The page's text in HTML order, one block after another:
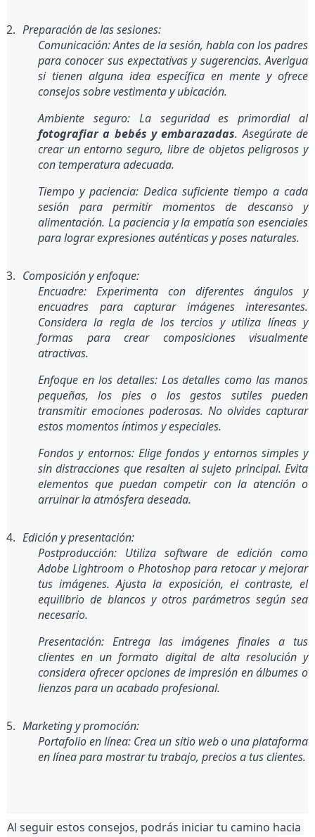
Preparación de las sesiones:
Comunicación: Antes de la sesión, habla con los padres
para conocer sus expectativas y sugerencias. Averigua
si tienen alguna idea específica en mente y ofrece
consejos sobre vestimenta y ubicación.
Ambiente seguro: La seguridad es primordial al
fotografiar a bebés y embarazadas. Asegúrate de
crear un entorno seguro, libre de objetos peligrosos y
con temperatura adecuada.
Tiempo y paciencia: Dedica suficiente tiempo a cada
sesión para permitir momentos de descanso y
alimentación. La paciencia y la empatía son esenciales
para lograr expresiones auténticas y poses naturales.
Composición y enfoque:
Encuadre: Experimenta con diferentes ángulos y
encuadres para capturar imágenes interesantes.
Considera la regla de los tercios y utiliza líneas y
formas para crear composiciones visualmente
atractivas.
Enfoque en los detalles: Los detalles como las manos
pequeñas, los pies o los gestos sutiles pueden
transmitir emociones poderosas. No olvides capturar
estos momentos íntimos y especiales.
Fondos y entornos: Elige fondos y entornos simples y
sin distracciones que resalten al sujeto principal. Evita
elementos que puedan competir con la atención o
arruinar la atmósfera deseada.
Edición y presentación:
Postproducción: Utiliza software de edición como
Adobe Lightroom o Photoshop para retocar y mejorar
tus imágenes. Ajusta la exposición, el contraste, el
equilibrio de blancos y otros parámetros según sea
necesario.
Presentación: Entrega las imágenes finales a tus
clientes en un formato digital de alta resolución y
considera ofrecer opciones de impresión en álbumes o
lienzos para un acabado profesional.
Marketing y promoción:
Portafolio en línea: Crea un sitio web o una plataforma
en línea para mostrar tu trabajo, precios a tus clientes.
Al seguir estos consejos, podrás iniciar tu camino hacia